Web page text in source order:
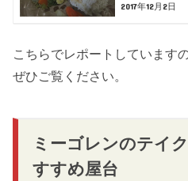
2017年12月2日
こちらでレポートしています
ぜひご覧ください。
ミーゴレンのテイ
すすめ屋台